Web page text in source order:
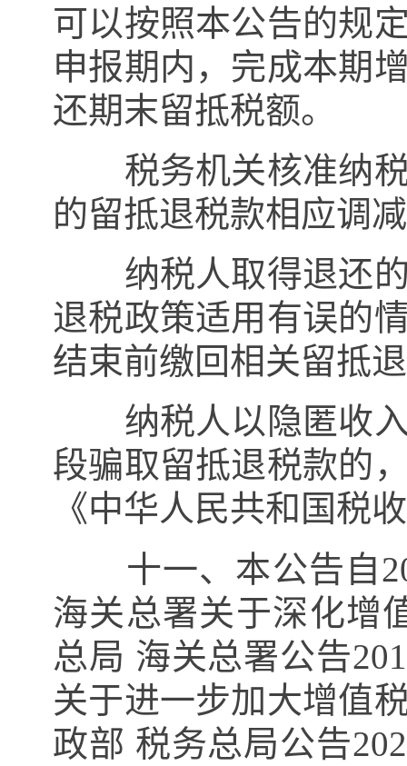
可以按照本公告的规
申报期内，完成本期
还期末留抵税额。
税务机关核准纳税
的留抵退税款相应调
纳税人取得退还的
退税政策适用有误的
结束前缴回相关留抵
纳税人以隐匿收入
段骗取留抵退税款的
《中华人民共和国税
十一、本公告自
海关总署关于深化增
总局 海关总署公告
关于进一步加大增值
政部 税务总局公告